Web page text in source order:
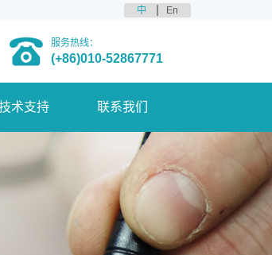
中 En
服务热线：
(+86)010-52867771
术支持 联系我们